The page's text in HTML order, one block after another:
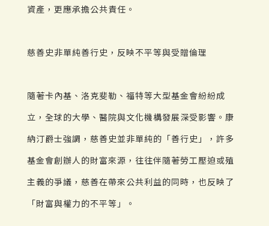
資產，更應承擔公共責任。
慈善史非單純善行史，反映不平等與受贈倫理
隨著卡內基、洛克斐勒、福特等大型基金會紛紛成
立，全球的大學、醫院與文化機構發展深受影響。康
納汀爵士強調，慈善史並非單純的「善行史」，許多
基金會創辦人的財富來源，往往伴隨著勞工壓迫或殖
主義的爭議，慈善在帶來公共利益的同時，也反映了
「財富與權力的不平等」。